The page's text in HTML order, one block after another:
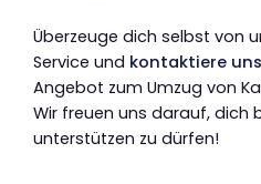
Überzeuge dich selbst von
Service und kontaktiere uns
Angebot zum Umzug von
Wir freuen uns darauf, dich
unterstützen zu dürfen!